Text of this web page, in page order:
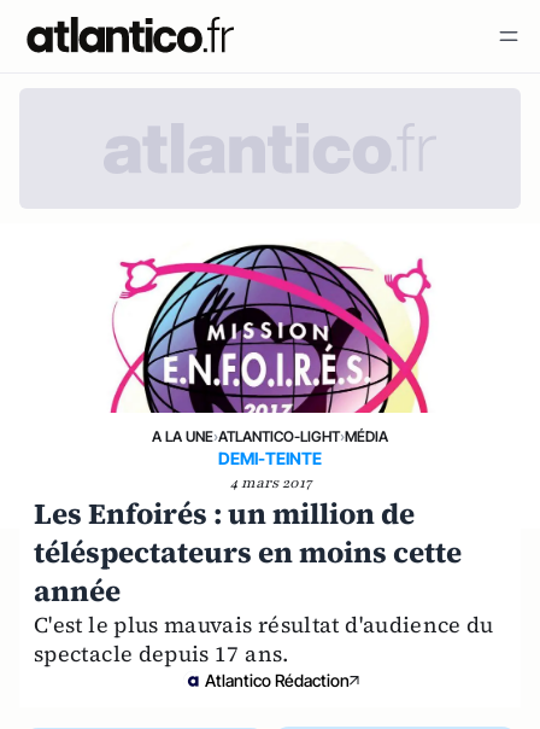
A LA UNE›ATLANTICO-LIGHT›MÉDIA
DEMI-TEINTE
4 mars 2017
Les Enfoirés : un million de
téléspectateurs en moins cette
année
C'est le plus mauvais résultat d'audience du
spectacle depuis 17 ans.
Atlantico Rédaction